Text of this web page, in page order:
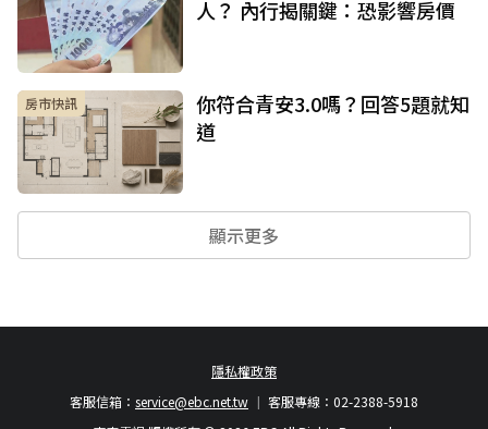
人？ 內行揭關鍵：恐影響房價
房市快訊
你符合青安3.0嗎？回答5題就知
道
顯示更多
隱私權政策
客服專線：02-2388-5918
客服信箱： service@ebc.net.tw